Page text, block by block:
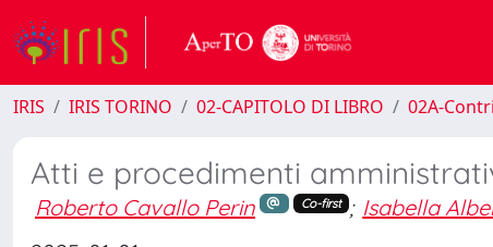
IRIS IRIS TORINO 02-CAPITOLO DI LIBRO 02A-
Atti e procedimenti
Roberto Cavallo Perin Co-first ; Isabella